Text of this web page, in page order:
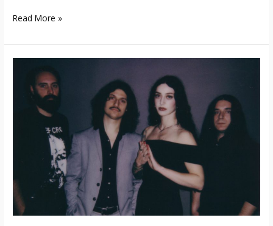
Read More »
groupe
clip/single
« The